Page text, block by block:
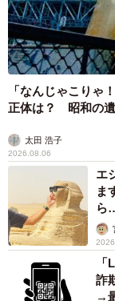
「なんじゃこりゃ
正体は？ 昭和の
太田 浩子
2026.08.06
エ
ま
ら
カ
詐
→